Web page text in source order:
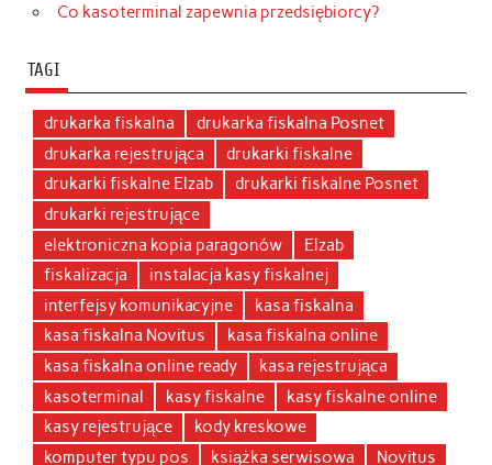
Co kasoterminal zapewnia przedsiębiorcy?
TAGI
drukarka fiskalna
drukarka fiskalna Posnet
drukarka rejestrująca
drukarki fiskalne
drukarki fiskalne Elzab
drukarki fiskalne Posnet
drukarki rejestrujące
elektroniczna kopia paragonów
Elzab
fiskalizacja
instalacja kasy fiskalnej
interfejsy komunikacyjne
kasa fiskalna
kasa fiskalna Novitus
kasa fiskalna online
kasa fiskalna online ready
kasa rejestrująca
kasoterminal
kasy fiskalne
kasy fiskalne online
kasy rejestrujące
kody kreskowe
komputer typu pos
książka serwisowa
Novitus